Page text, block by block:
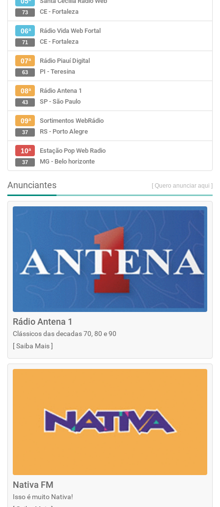
CE - Fortaleza
73
06ª
Rádio Vida Web Fortal
CE - Fortaleza
71
07ª
Rádio Piauí Digital
PI - Teresina
63
08ª
Rádio Antena 1
SP - São Paulo
43
09ª
Sortimentos WebRádio
RS - Porto Alegre
37
10ª
Estação Pop Web Radio
MG - Belo horizonte
37
Anunciantes [ Quero anunciar aqui ]
Rádio Antena 1
Clássicos das decadas 70, 80 e 90
[Saiba Mais]
Nativa FM
Isso é muito Nativa!